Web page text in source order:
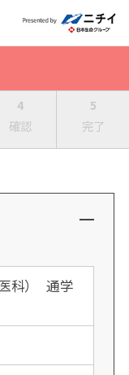
4
確認
5
完了
科） 通学